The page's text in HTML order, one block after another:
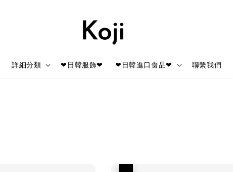
詳細分類 ❤日韓服飾❤ ❤日韓進口食品❤ 聯繫我們